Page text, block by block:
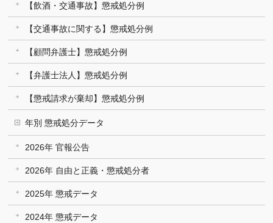
【飲酒・交通事故】懲戒処分例
【交通事故に関する】懲戒処分例
【顧問弁護士】懲戒処分例
【弁護士法人】懲戒処分例
【懲戒請求が棄却】懲戒処分例
年別 懲戒処分データ
2026年 官報公告
2026年 自由と正義・懲戒処分者
2025年 懲戒データ
2024年 懲戒データ